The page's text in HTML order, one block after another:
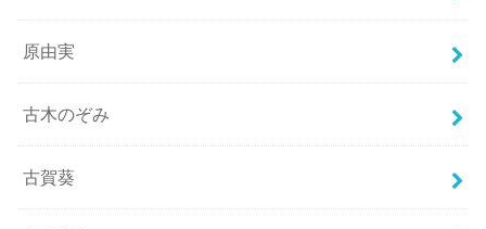
原由実
古木のぞみ
古賀葵